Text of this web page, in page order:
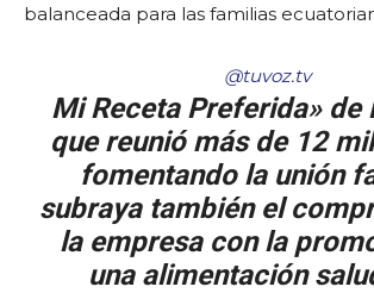
balanceada para las familias
@tuvoz.tv
Mi Receta Preferida» de
que reunió más de 12
fomentando la unión
subraya también el
la empresa con la
una alimentación